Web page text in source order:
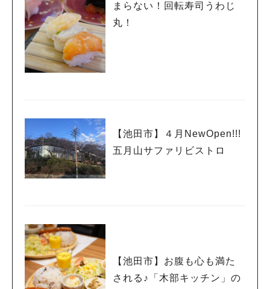
まらない！回転寿司うわじ
丸！
【池田市】４月NewOpen!!!
五月山サファリビストロ
【池田市】お腹も心も満た
される♪「木部キッチン」の